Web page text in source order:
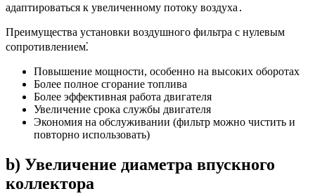
адаптироваться к увеличенному потоку воздуха․
Преимущества установки воздушного фильтра с нулевым
сопротивлением⁚
Повышение мощности, особенно на высоких оборотах
Более полное сгорание топлива
Более эффективная работа двигателя
Увеличение срока службы двигателя
Экономия на обслуживании (фильтр можно чистить и
повторно использовать)
b) Увеличение диаметра впускного
коллектора